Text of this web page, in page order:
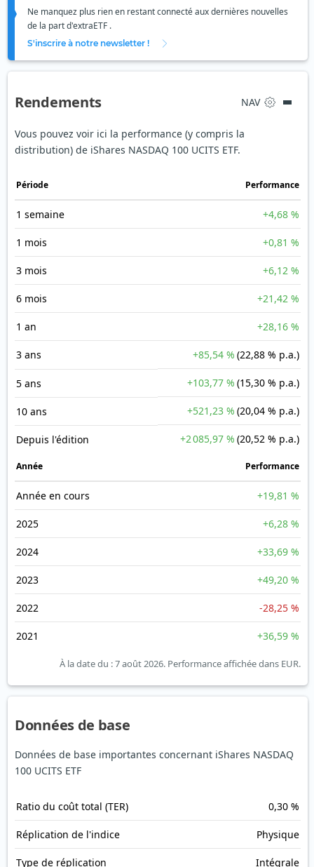
Ne manquez plus rien en restant connecté aux dernières nouvelles
de la part d'extraETF .
S'inscrire à notre newsletter !
Rendements NAV
Vous pouvez voir ici la performance (y compris la
distribution) de iShares NASDAQ 100 UCITS ETF.
Période Performance
1 semaine +4,68 %
1 mois +0,81 %
3 mois +6,12 %
6 mois +21,42 %
1 an +28,16 %
3 ans +85,54 % (22,88 % p.a.)
5 ans +103,77 % (15,30 % p.a.)
10 ans +521,23 % (20,04 % p.a.)
Depuis l'édition +2 085,97 % (20,52 % p.a.)
Année Performance
Année en cours +19,81 %
2025 +6,28 %
2024 +33,69 %
2023 +49,20 %
2022 -28,25 %
2021 +36,59 %
À la date du : 7 août 2026. Performance affichée dans EUR.
Données de base
Données de base importantes concernant iShares NASDAQ
100 UCITS ETF
Ratio du coût total (TER) 0,30 %
Réplication de l'indice Physique
Type de réplication Intégrale